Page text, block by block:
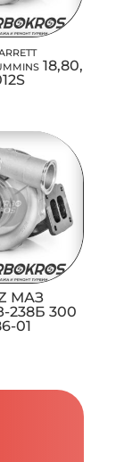
18,80,
МАЗ
238Б 300
01